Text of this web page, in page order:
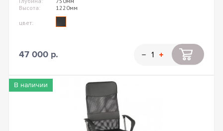
Высота:
1220мм
цвет:
47 000 р.
В наличии